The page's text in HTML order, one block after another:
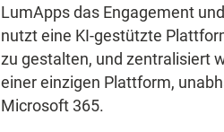
LumApps das Engagement
nutzt eine KI-gestützte
zu gestalten, und zentralisiert
einer einzigen Plattform,
Microsoft 365.